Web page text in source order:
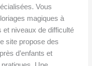
Vous
magiques à
niveaux de difficulté
site propose des
d’enfants et